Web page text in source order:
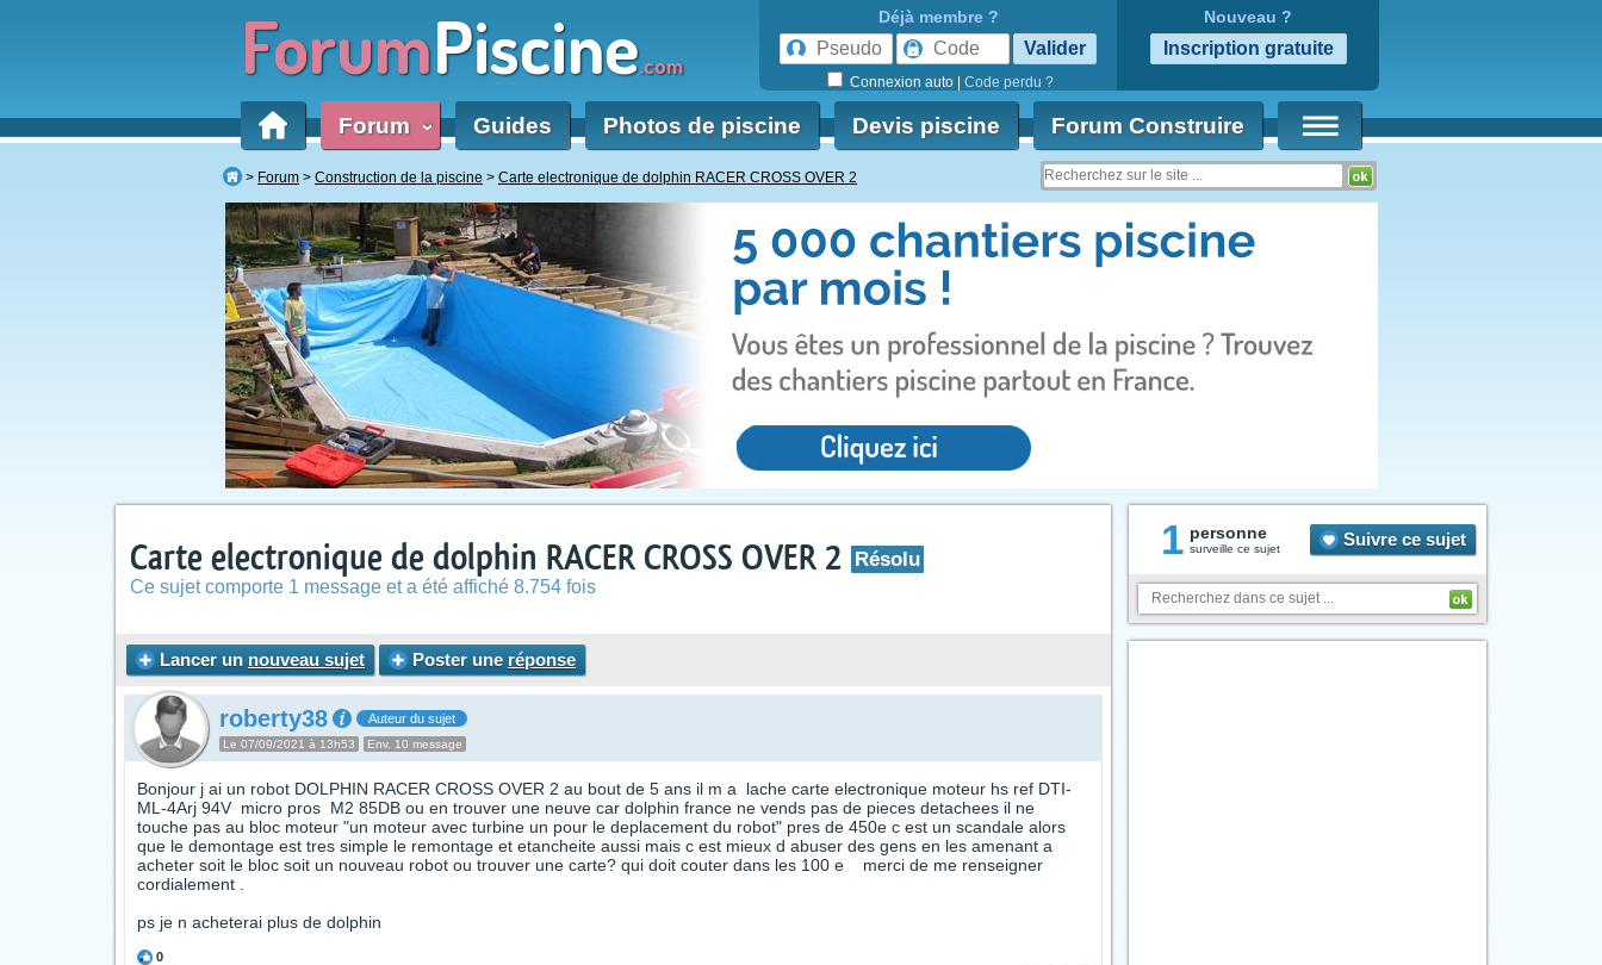
ForumPiscine.com
Déjà membre ?
Connexion auto Code perdu ?
Nouveau ?
Forum ‹ Guides Photos de piscine Devis piscine Forum Construire
Forum Construction de la piscine Carte electronique de dolphin RACER CROSS OVER 2
Carte electronique de dolphin RACER CROSS OVER 2 Résolu
Ce sujet comporte 1 message et a été affiché 8.754 fois
Lancer un nouveau sujet Poster une réponse
roberty38 Auteur du sujet
Le 07/09/2021 à 13h53 Env. 10 message
Bonjour j ai un robot DOLPHIN RACER CROSS OVER 2 au bout de 5 ans il m a lache carte electronique moteur hs ref DTI-
ML-4Arj 94V micro pros M2 85DB ou en trouver une neuve car dolphin france ne vends pas de pieces detachees il ne
touche pas au bloc moteur "un moteur avec turbine un pour le deplacement du robot" pres de 450e c est un scandale alors
que le demontage est tres simple le remontage et etancheite aussi mais c est mieux d abuser des gens en les amenant a
acheter soit le bloc soit un nouveau robot ou trouver une carte? qui doit couter dans les 100 e merci de me renseigner
cordialement .
ps je n acheterai plus de dolphin
0
1 personne
surveille ce sujet Suivre ce sujet